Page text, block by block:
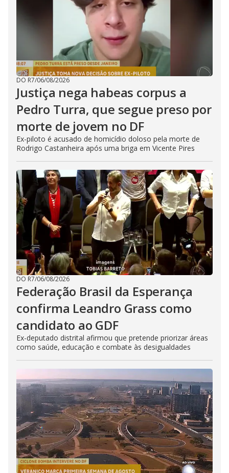
DO R7/06/08/2026
Justiça nega habeas corpus a
Pedro Turra, que segue preso por
morte de jovem no DF
Ex-piloto é acusado de homicídio doloso pela morte de
Rodrigo Castanheira após uma briga em Vicente Pires
DO R7/06/08/2026
Federação Brasil da Esperança
confirma Leandro Grass como
candidato ao GDF
Ex-deputado distrital afirmou que pretende priorizar áreas
como saúde, educação e combate às desigualdades